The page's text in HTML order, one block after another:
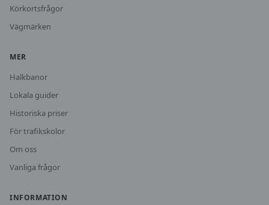
Körkortsfrågor
Vägmärken
MER
Halkbanor
Lokala guider
Historiska priser
För trafikskolor
Om oss
Vanliga frågor
INFORMATION